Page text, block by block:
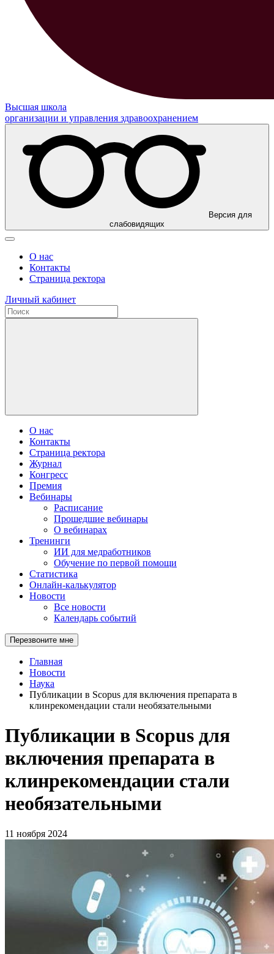
Высшая школа
организации и управления здравоохранением
Версия для
слабовидящих
О нас
Контакты
Страница ректора
Личный кабинет
О нас
Контакты
Страница ректора
Журнал
Конгресс
Премия
Вебинары
Расписание
Прошедшие вебинары
О вебинарах
Тренинги
ИИ для медработников
Обучение по первой помощи
Статистика
Онлайн-калькулятор
Новости
Все новости
Календарь событий
Перезвоните мне
Главная
Новости
Наука
Публикации в Scopus для включения препарата в
клинрекомендации стали необязательными
Публикации в Scopus для
включения препарата в
клинрекомендации стали
необязательными
11 ноября 2024